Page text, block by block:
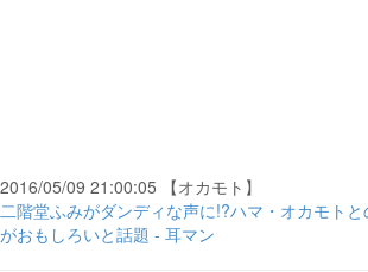
2016/05/09 21:00:05 【オカモト】
二階堂ふみがダンディな声に!?ハマ・オカモトと
がおもしろいと話題 - 耳マン